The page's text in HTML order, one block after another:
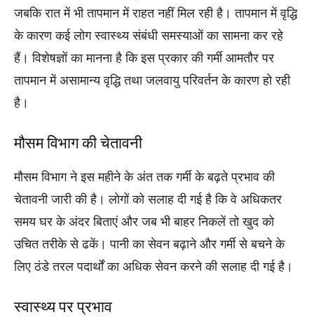
जबकि रात में भी तापमान में राहत नहीं मिल रही है। तापमान में वृद्धि
के कारण कई लोग स्वास्थ्य संबंधी समस्याओं का सामना कर रहे
हैं। विशेषज्ञों का मानना है कि इस प्रकार की गर्मी आमतौर पर
तापमान में असामान्य वृद्धि तथा जलवायु परिवर्तन के कारण हो रही
है।
मौसम विभाग की चेतावनी
मौसम विभाग ने इस महीने के अंत तक गर्मी के बढ़ते प्रभाव की
चेतावनी जारी की है। लोगों को सलाह दी गई है कि वे अधिकतर
समय घर के अंदर बिताएं और जब भी बाहर निकलें तो खुद को
उचित तरीके से ढकें। पानी का सेवन बढ़ाने और गर्मी से बचने के
लिए ठंडे तरल पदार्थों का अधिक सेवन करने की सलाह दी गई है।
स्वास्थ्य पर प्रभाव